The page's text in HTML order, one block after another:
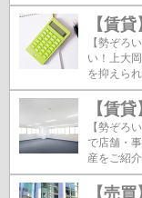
【賃
【勢ぞろ
い！上大
を抑えら
【賃
【勢ぞろ
で店舗・
産をご紹
【売